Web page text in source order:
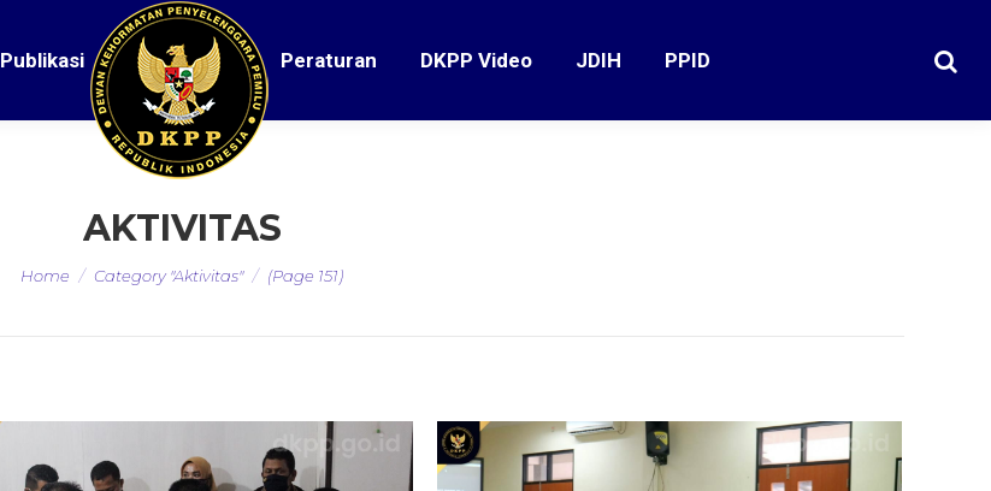
Publikasi Peraturan DKPP Video JDIH PPID
AKTIVITAS
You are here:
Home Category "Aktivitas" (Page 151)